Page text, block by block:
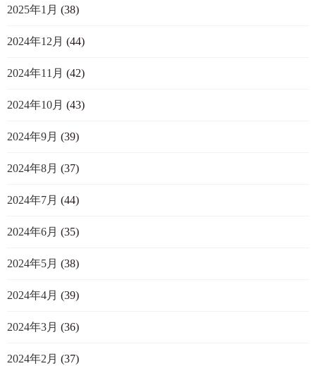
2025年1月 (38)
2024年12月 (44)
2024年11月 (42)
2024年10月 (43)
2024年9月 (39)
2024年8月 (37)
2024年7月 (44)
2024年6月 (35)
2024年5月 (38)
2024年4月 (39)
2024年3月 (36)
2024年2月 (37)